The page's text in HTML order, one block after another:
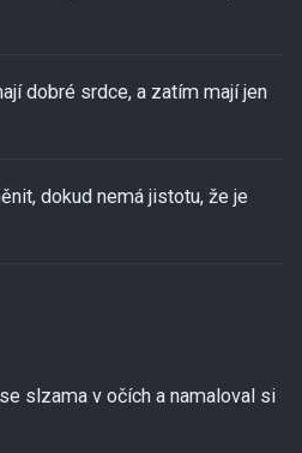
dobré srdce, a zatím mají jen
dokud nemá jistotu, že je
slzama v očích a namaloval si